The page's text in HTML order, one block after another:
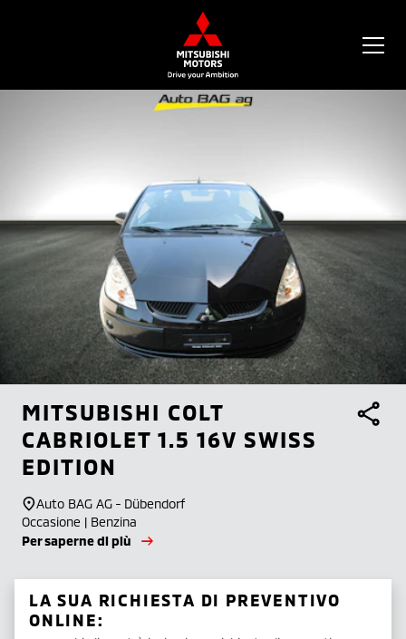
MITSUBISHI COLT
CABRIOLET 1.5 16V SWISS
EDITION
Auto BAG AG - Dübendorf
Occasione | Benzina
Per saperne di più
LA SUA RICHIESTA DI PREVENTIVO
ONLINE: